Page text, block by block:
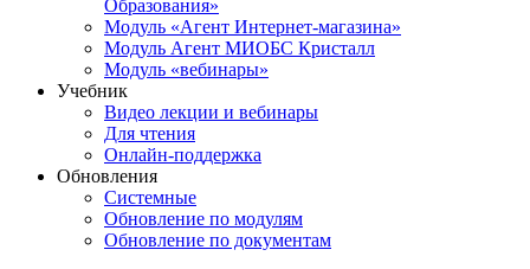
Образования»
Модуль «Агент Интернет-магазина»
Модуль Агент МИОБС Кристалл
Модуль «вебинары»
Учебник
Видео лекции и вебинары
Для чтения
Онлайн-поддержка
Обновления
Системные
Обновление по модулям
Обновление по документам